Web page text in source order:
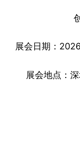
展会日期：
展会地点：